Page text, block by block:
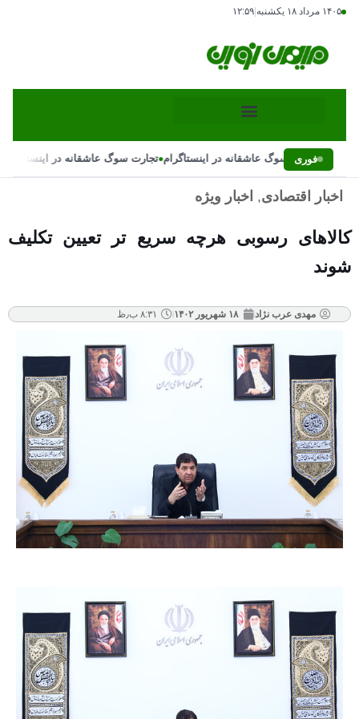
۱۴۰۵ مرداد ۱۸ یکشنبه ۱۲:۵۹
فوری
تجارت سوگ عاشقانه در اینستاگرام•تجارت سوگ عاشقانه در اینستاگرام
اخبار اقتصادی, اخبار ویژه
کالاهای رسوبی هرچه سریع تر تعیین تکلیف
شوند
مهدی عرب نژاد ۱۸ شهریور ۱۴۰۲ ۸:۳۱ ب٫ظ